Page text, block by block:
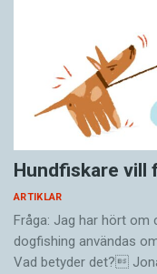
Hundfiskare vill
ARTIKLAR
Fråga: Jag har hört om
dogfishing användas
Vad betyder det?